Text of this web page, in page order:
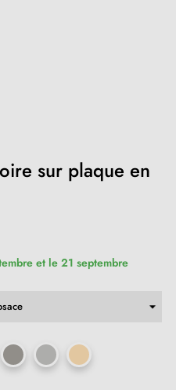
sur plaque en
et le 21 septembre